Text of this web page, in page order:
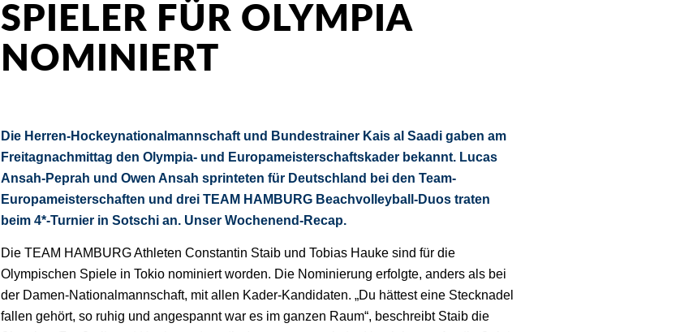
SPIELER FÜR OLYMPIA
NOMINIERT
Die Herren-Hockeynationalmannschaft und Bundestrainer Kais al Saadi gaben am
Freitagnachmittag den Olympia- und Europameisterschaftskader bekannt. Lucas
Ansah-Peprah und Owen Ansah sprinteten für Deutschland bei den Team-
Europameisterschaften und drei TEAM HAMBURG Beachvolleyball-Duos traten
beim 4*-Turnier in Sotschi an. Unser Wochenend-Recap.
Die TEAM HAMBURG Athleten Constantin Staib und Tobias Hauke sind für die
Olympischen Spiele in Tokio nominiert worden. Die Nominierung erfolgte, anders als bei
der Damen-Nationalmannschaft, mit allen Kader-Kandidaten. „Du hättest eine Stecknadel
fallen gehört, so ruhig und angespannt war es im ganzen Raum“, beschreibt Staib die